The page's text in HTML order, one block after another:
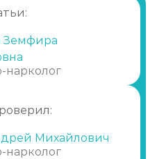
условиях
Земфира
нарколог
Михайлович
нарколог